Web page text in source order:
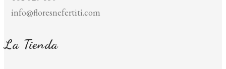
info@floresnefertiti.com
La Tienda